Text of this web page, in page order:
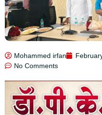
Mohammed irfan
No Comments